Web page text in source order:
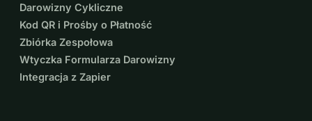
Darowizny Cykliczne
Kod QR i Prośby o Płatność
Zbiórka Zespołowa
Wtyczka Formularza Darowizny
Integracja z Zapier